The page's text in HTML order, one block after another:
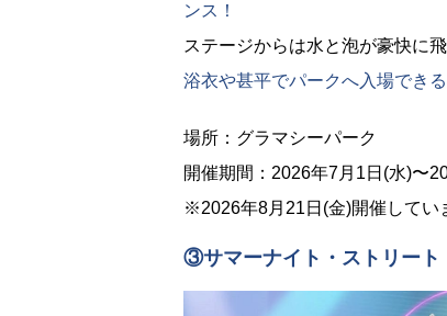
ンス！
ステージからは水と泡が豪快に
浴衣や甚平でパークへ入場でき
場所：グラマシーパーク
開催期間：2026年7月1日(水)〜
※2026年8月21日(金)開催してい
③サマーナイト・ストリート